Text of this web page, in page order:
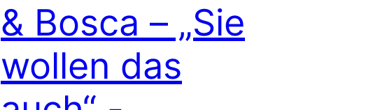
& Bosca – „Sie
wollen das